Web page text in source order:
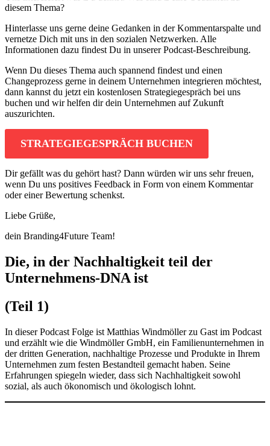
diesem Thema?
Hinterlasse uns gerne deine Gedanken in der Kommentarspalte und
vernetze Dich mit uns in den sozialen Netzwerken. Alle
Informationen dazu findest Du in unserer Podcast-Beschreibung.
Wenn Du dieses Thema auch spannend findest und einen
Changeprozess gerne in deinem Unternehmen integrieren möchtest,
dann kannst du jetzt ein kostenlosen Strategiegespräch bei uns
buchen und wir helfen dir dein Unternehmen auf Zukunft
auszurichten.
STRATEGIEGESPRÄCH BUCHEN
Dir gefällt was du gehört hast? Dann würden wir uns sehr freuen,
wenn Du uns positives Feedback in Form von einem Kommentar
oder einer Bewertung schenkst.
Liebe Grüße,
dein Branding4Future Team!
Die, in der Nachhaltigkeit teil der
Unternehmens-DNA ist
(Teil 1)
In dieser Podcast Folge ist Matthias Windmöller zu Gast im Podcast
und erzählt wie die Windmöller GmbH, ein Familienunternehmen in
der dritten Generation, nachhaltige Prozesse und Produkte in Ihrem
Unternehmen zum festen Bestandteil gemacht haben. Seine
Erfahrungen spiegeln wieder, dass sich Nachhaltigkeit sowohl
sozial, als auch ökonomisch und ökologisch lohnt.